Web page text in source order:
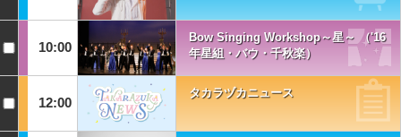
10:00
Bow Singing Workshop～星～ （'16
年星組・バウ・千秋楽）
12:00
タカラヅカニュース